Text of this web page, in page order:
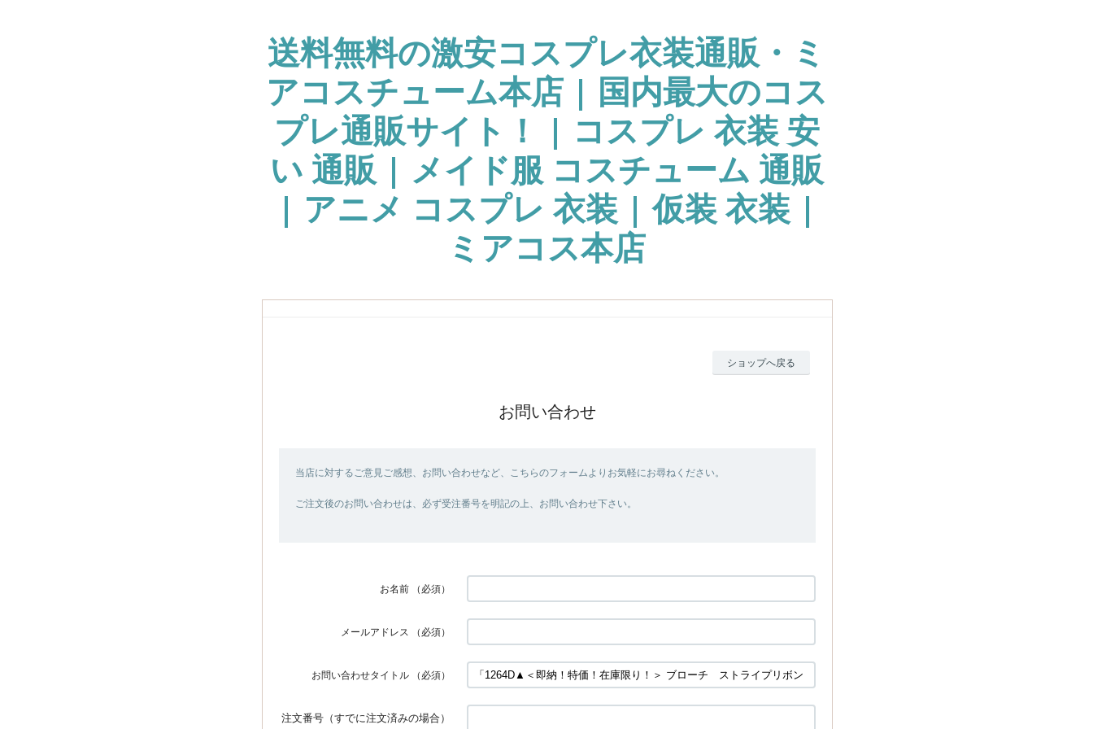
送料無料の激安コスプレ衣装通販・ミ
アコスチューム本店 | 国内最大のコス
プレ通販サイト！ | コスプレ 衣装 安
い 通販 | メイド服 コスチューム 通販
| アニメ コスプレ 衣装 | 仮装 衣装 |
ミアコス本店
ショップへ戻る
お問い合わせ
当店に対するご意見ご感想、お問い合わせなど、こちらのフォームよりお気軽にお尋ねください。
ご注文後のお問い合わせは、必ず受注番号を明記の上、お問い合わせ下さい。
お名前 （必須）
メールアドレス （必須）
お問い合わせタイトル （必須）
注文番号（すでに注文済みの場合）